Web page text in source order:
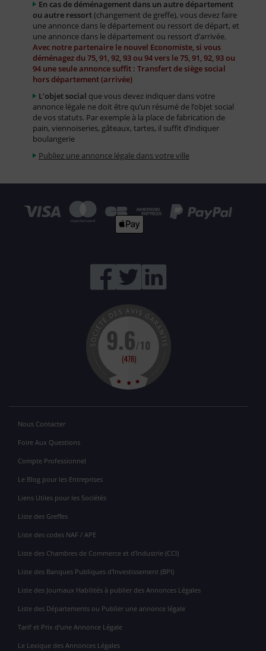
En cas de déménagement dans un autre département
ou autre ressort(changement de greffe), vous devez faire
une annonce dans le département ou ressort de départ, et
une annonce dans le département ou ressort d’arrivée.
Avec notre partenaire le nouvel Economiste, si vous
déménagez du 75, 91, 92, 93 ou 94 vers le 75, 91, 92, 93 ou
94 une seule annonce suffit : Transfert de siège social
hors département (arrivée)
L’objet social que vous devez indiquer dans votre
annonce légale ne doit être qu’un résumé de l’objet social
de vos statuts. Par exemple à la place de fabrication de
pain, viennoiseries, gâteaux, tartes, il suffit d’indiquer
boulangerie
Publiez une annonce légale dans votre ville
Nous Contacter
Foire Aux Questions
Compte Professionnel
Le Blog pour les Entreprises
Liens Utiles pour les Sociétés
Liste des Greffes
Liste des codes NAF / APE
Liste des Chambres de Commerce et d'Industrie (CCI)
Liste des Banques Publiques d'Investissement (BPI)
Liste des Journaux Habilités à publier des Annonces Légales
Liste des Départements ou Publier une annonce légale
Tarif et Prix d'une Annonce Légale
Le Lexique des Annonces Légales